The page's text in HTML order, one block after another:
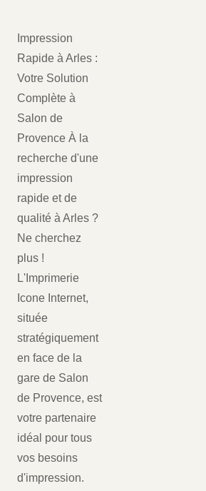
Impression
Rapide à Arles :
Votre Solution
Complète à
Salon de
Provence À la
recherche d'une
impression
rapide et de
qualité à Arles ?
Ne cherchez
plus !
L'Imprimerie
Icone Internet,
située
stratégiquement
en face de la
gare de Salon
de Provence, est
votre partenaire
idéal pour tous
vos besoins
d'impression.